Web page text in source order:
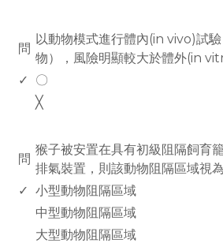
問
以動物模式進行體內(in vivo)試
物），風險明顯較大於體外(in
✓
〇
╳
問
猴子被安置在具有初級阻隔飼育
排氣裝置，則該動物阻隔區域視
✓ 小型動物阻隔區域
中型動物阻隔區域
大型動物阻隔區域